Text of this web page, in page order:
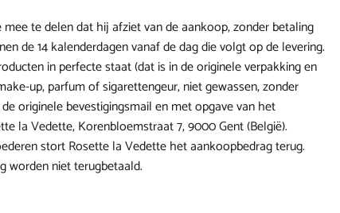
te delen dat hij afziet van de aankoop, zonder betaling
de 14 kalenderdagen vanaf de dag die volgt op de levering.
in perfecte staat (dat is in de originele verpakking en
up, parfum of sigarettengeur, niet gewassen, zonder
originele bevestigingsmail en met opgave van het
la Vedette, Korenbloemstraat 7, 9000 Gent (België).
stort Rosette la Vedette het aankoopbedrag terug.
worden niet terugbetaald.